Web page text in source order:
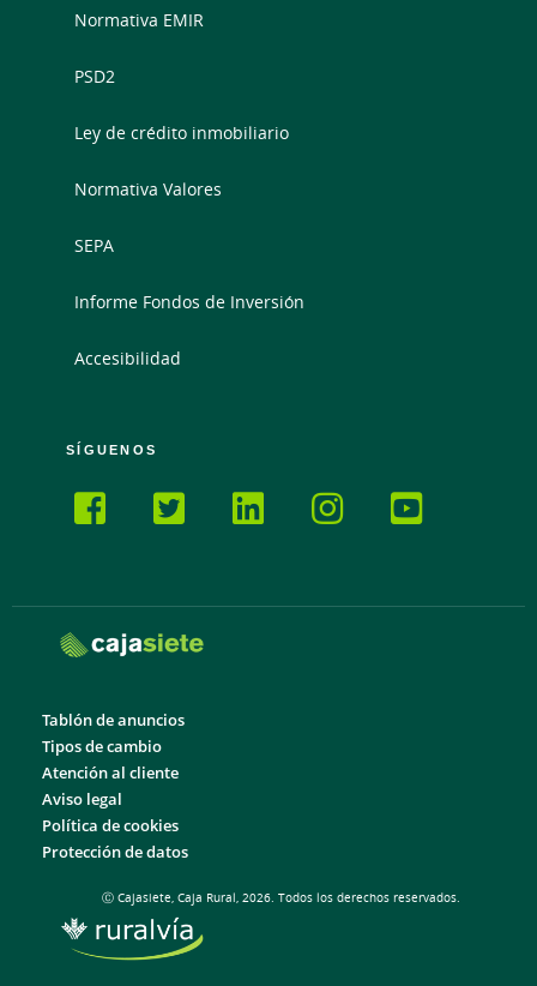
Normativa EMIR
PSD2
Ley de crédito inmobiliario
Normativa Valores
SEPA
Informe Fondos de Inversión
Accesibilidad
SÍGUENOS
Tablón de anuncios
Tipos de cambio
Atención al cliente
Aviso legal
Política de cookies
Protección de datos
Ⓒ Cajasiete, Caja Rural, 2026. Todos los derechos reservados.